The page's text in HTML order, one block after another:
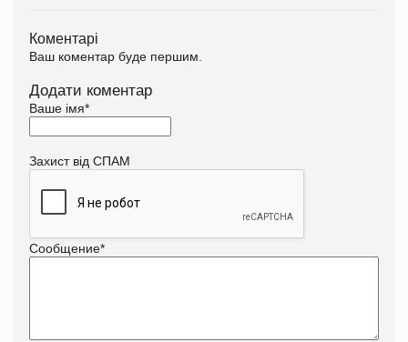
Коментарі
Ваш коментар буде першим.
Додати коментар
Ваше імя*
Захист від СПАМ
Сообщение*